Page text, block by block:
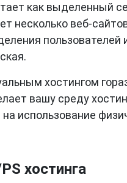
как выделенный
несколько веб-
пользователей
хостингом
вашу среду
использование
хостинга